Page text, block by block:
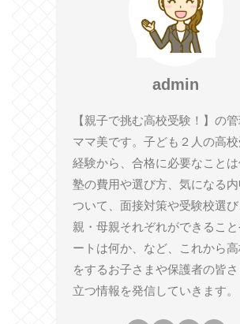
admin
【親子で挑む高校受験！】の管
ママ美です。子ども２人の高
経験から、合格に必要なことは
塾の費用や選び方、気になる内
ついて、面接対策や受験校選
親・母親それぞれができるこ
ートは何か、など、これから
をするお子さまや保護者の皆
立つ情報を発信していきます。